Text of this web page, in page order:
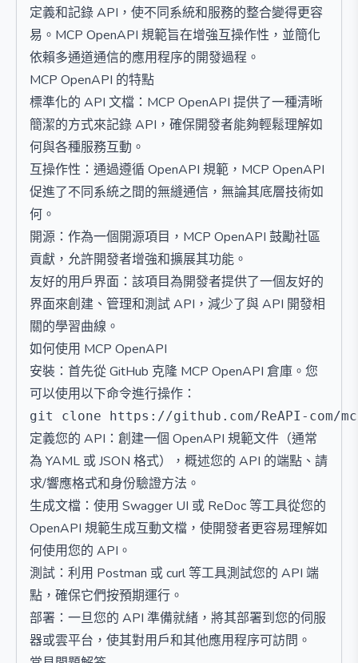
定義和記錄 API，使不同系統和服務的整合變得更容
易。MCP OpenAPI 規範旨在增強互操作性，並簡化
依賴多通道通信的應用程序的開發過程。
MCP OpenAPI 的特點
標準化的 API 文檔：MCP OpenAPI 提供了一種清晰
簡潔的方式來記錄 API，確保開發者能夠輕鬆理解如
何與各種服務互動。
互操作性：通過遵循 OpenAPI 規範，MCP OpenAPI
促進了不同系統之間的無縫通信，無論其底層技術如
何。
開源：作為一個開源項目，MCP OpenAPI 鼓勵社區
貢獻，允許開發者增強和擴展其功能。
友好的用戶界面：該項目為開發者提供了一個友好的
界面來創建、管理和測試 API，減少了與 API 開發相
關的學習曲線。
如何使用 MCP OpenAPI
安裝：首先從 GitHub 克隆 MCP OpenAPI 倉庫。您
可以使用以下命令進行操作：
定義您的 API：創建一個 OpenAPI 規範文件（通常
為 YAML 或 JSON 格式），概述您的 API 的端點、請
求/響應格式和身份驗證方法。
生成文檔：使用 Swagger UI 或 ReDoc 等工具從您的
OpenAPI 規範生成互動文檔，使開發者更容易理解如
何使用您的 API。
測試：利用 Postman 或 curl 等工具測試您的 API 端
點，確保它們按預期運行。
部署：一旦您的 API 準備就緒，將其部署到您的伺服
器或雲平台，使其對用戶和其他應用程序可訪問。